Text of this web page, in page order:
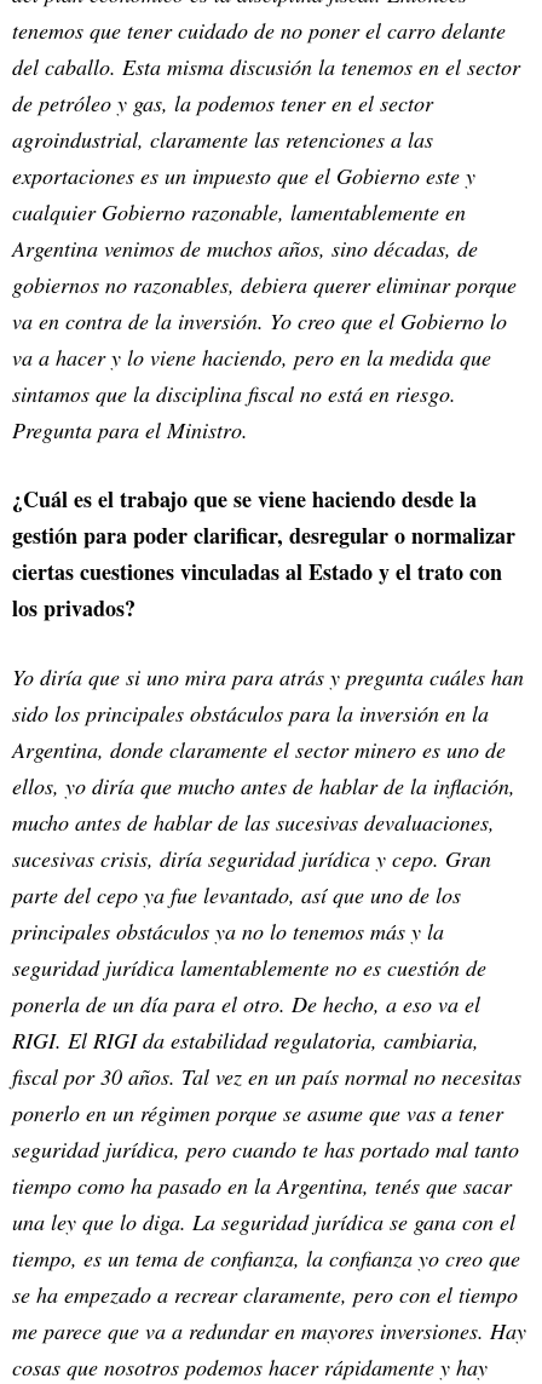
tenemos que tener cuidado de no poner el carro delante
del caballo. Esta misma discusión la tenemos en el sector
de petróleo y gas, la podemos tener en el sector
agroindustrial, claramente las retenciones a las
exportaciones es un impuesto que el Gobierno este y
cualquier Gobierno razonable, lamentablemente en
Argentina venimos de muchos años, sino décadas, de
gobiernos no razonables, debiera querer eliminar porque
va en contra de la inversión. Yo creo que el Gobierno lo
va a hacer y lo viene haciendo, pero en la medida que
sintamos que la disciplina fiscal no está en riesgo.
Pregunta para el Ministro.
¿Cuál es el trabajo que se viene haciendo desde la
gestión para poder clarificar, desregular o normalizar
ciertas cuestiones vinculadas al Estado y el trato con
los privados?
Yo diría que si uno mira para atrás y pregunta cuáles han
sido los principales obstáculos para la inversión en la
Argentina, donde claramente el sector minero es uno de
ellos, yo diría que mucho antes de hablar de la inflación,
mucho antes de hablar de las sucesivas devaluaciones,
sucesivas crisis, diría seguridad jurídica y cepo. Gran
parte del cepo ya fue levantado, así que uno de los
principales obstáculos ya no lo tenemos más y la
seguridad jurídica lamentablemente no es cuestión de
ponerla de un día para el otro. De hecho, a eso va el
RIGI. El RIGI da estabilidad regulatoria, cambiaria,
fiscal por 30 años. Tal vez en un país normal no necesitas
ponerlo en un régimen porque se asume que vas a tener
seguridad jurídica, pero cuando te has portado mal tanto
tiempo como ha pasado en la Argentina, tenés que sacar
una ley que lo diga. La seguridad jurídica se gana con el
tiempo, es un tema de confianza, la confianza yo creo que
se ha empezado a recrear claramente, pero con el tiempo
me parece que va a redundar en mayores inversiones. Hay
cosas que nosotros podemos hacer rápidamente y hay